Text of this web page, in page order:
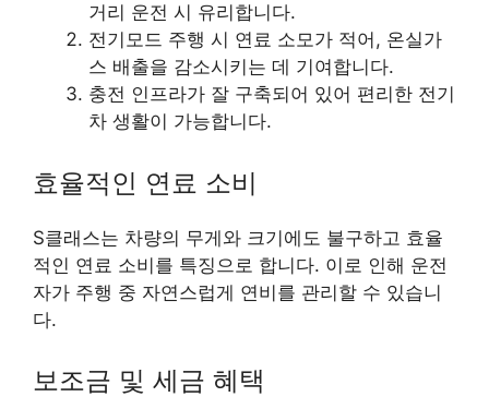
거리 운전 시 유리합니다.
전기모드 주행 시 연료 소모가 적어, 온실가
스 배출을 감소시키는 데 기여합니다.
충전 인프라가 잘 구축되어 있어 편리한 전기
차 생활이 가능합니다.
효율적인 연료 소비
S클래스는 차량의 무게와 크기에도 불구하고 효율
적인 연료 소비를 특징으로 합니다. 이로 인해 운전
자가 주행 중 자연스럽게 연비를 관리할 수 있습니
다.
보조금 및 세금 혜택